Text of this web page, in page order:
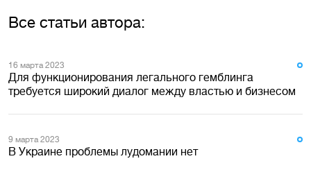
Все статьи автора:
16 марта 2023
Для функционирования легального гемблинга
требуется широкий диалог между властью и бизнесом
9 марта 2023
В Украине проблемы лудомании нет